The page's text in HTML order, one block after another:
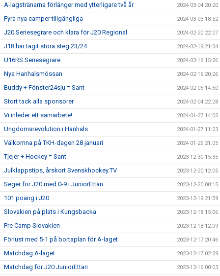
A-lagstränarna förlänger med ytterligare två år 2024-03-04 20:20
Fyra nya camper tillgängliga 2024-03-03 18:52
J20 Seriesegrare och klara för J20 Regional 2024-02-20 22:07
J18 har tagit stora steg 23/24 2024-02-19 21:34
U16RS Seriesegrare 2024-02-19 15:26
Nya Hanhalsmössan 2024-02-16 20:26
Buddy + Fönster24sju = Sant 2024-02-05 14:50
Stort tack alla sponsorer 2024-02-04 22:28
Vi inleder ett samarbete! 2024-01-27 14:05
Ungdomsrevolution i Hanhals 2024-01-27 11:23
Välkomna på TKH-dagen 28 januari 2024-01-26 21:05
Tjejer + Hockey = Sant 2023-12-30 15:35
Julklappstips, årskort Svenskhockey.TV 2023-12-20 12:05
Seger för J20 med 0-9 i JuniorEttan 2023-12-20 00:15
101 poäng i J20 2023-12-19 21:59
Slovakien på plats i Kungsbacka 2023-12-18 15:06
Pre Camp Slovakien 2023-12-18 12:09
Förlust med 5-1 på bortaplan för A-laget 2023-12-17 20:46
Matchdag A-laget 2023-12-17 02:39
Matchdag för J20 JuniorEttan 2023-12-16 00:03